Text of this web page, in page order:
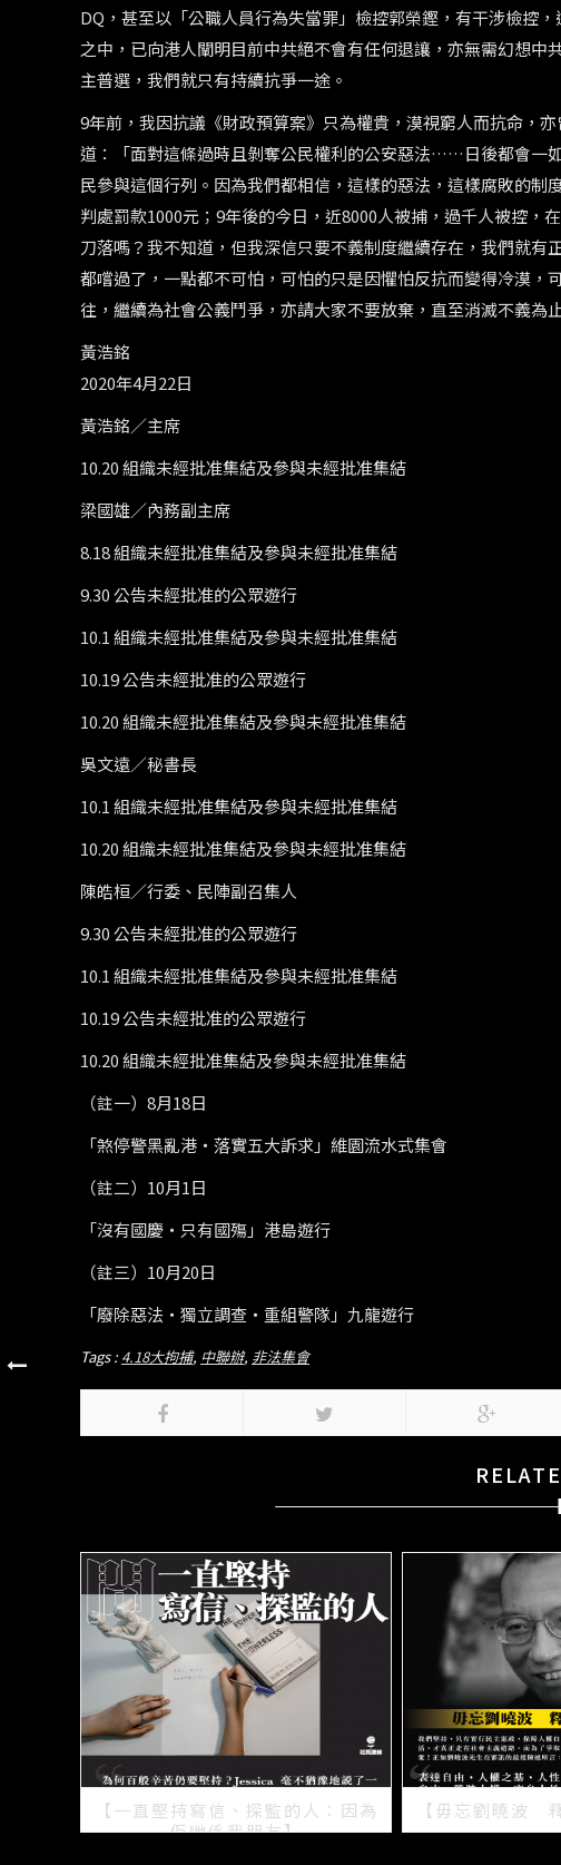
DQ ，甚至以「公職人員行為失當罪」檢控郭榮鏗，有干涉檢控
之中，已向港人闡明目前中共絕不會有任何退讓，亦無需幻想
主普選，我們就只有持續抗爭一途。
9年前，我因抗議《財政預算案》只為權貴，漠視窮人而抗命，
道：「面對這條過時且剝奪公民權利的公安惡法……日後都會一
民參與這個行列。因為我們都相信，這樣的惡法，這樣腐敗的制
判處罰款1000元； 9年後的今日，近8000人被捕，過千人被控，
刀落嗎？我不知道，但我深信只要不義制度繼續存在，我們就
都嚐過了，一點都不可怕，可怕的只是因懼怕反抗而變得冷漠
往，繼續為社會公義鬥爭，亦請大家不要放棄，直至消滅不義為
黃浩銘
2020年4月22日
黃浩銘／主席
10.20組織未經批准集結及參與未經批准集結
梁國雄／內務副主席
8.18組織未經批准集結及參與未經批准集結
9.30公告未經批准的公眾遊行
10.1 組織未經批准集結及參與未經批准集結
10.19公告未經批准的公眾遊行
10.20組織未經批准集結及參與未經批准集結
吳文遠／秘書長
10.1 組織未經批准集結及參與未經批准集結
10.20組織未經批准集結及參與未經批准集結
陳皓桓／行委、民陣副召集人
9.30公告未經批准的公眾遊行
10.1 組織未經批准集結及參與未經批准集結
10.19公告未經批准的公眾遊行
10.20組織未經批准集結及參與未經批准集結
（註一） 8月18日
「煞停警黑亂港‧落實五大訴求」維園流水式集會
（註二） 10月1日
「沒有國慶‧只有國殤」港島遊行
（註三） 10月20日
「廢除惡法‧獨立調查‧重組警隊」九龍遊行
Tags :4.18大拘捕, 中聯辦, 非法集會
【一直堅持寫信、探監的人：因為
佢哋係我朋友】
【毋忘劉曉波